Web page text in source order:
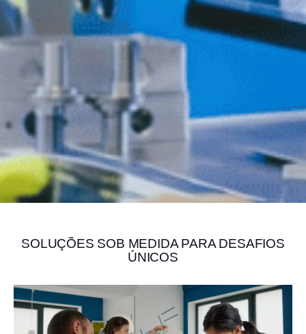
SOLUÇÕES SOB MEDIDA PARA DESAFIOS
ÚNICOS